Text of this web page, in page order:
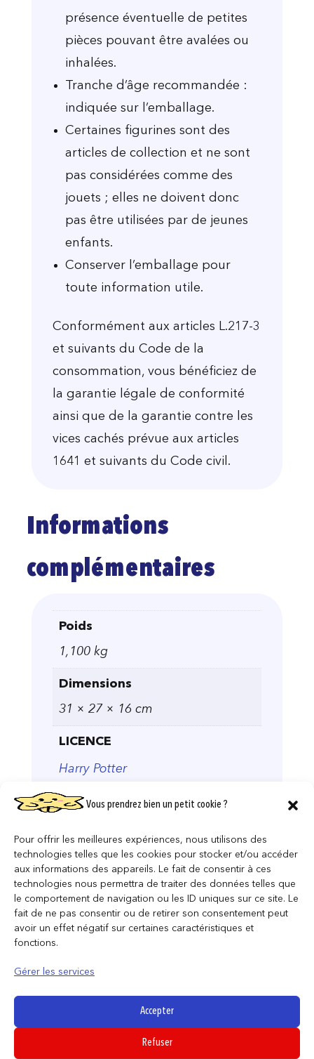
Vous prendrez bien un petit cookie ?
Pour offrir les meilleures expériences, nous utilisons des
technologies telles que les cookies pour stocker et/ou accéder
aux informations des appareils. Le fait de consentir à ces
technologies nous permettra de traiter des données telles que
le comportement de navigation ou les ID uniques sur ce site. Le
fait de ne pas consentir ou de retirer son consentement peut
avoir un effet négatif sur certaines caractéristiques et
fonctions.
Gérer les services
Accepter
Refuser
présence éventuelle de petites
pièces pouvant être avalées ou
inhalées.
Tranche d’âge recommandée :
indiquée sur l’emballage.
Certaines figurines sont des
articles de collection et ne sont
pas considérées comme des
jouets ; elles ne doivent donc
pas être utilisées par de jeunes
enfants.
Conserver l’emballage pour
toute information utile.
Conformément aux articles L.217-3
et suivants du Code de la
consommation, vous bénéficiez de
la garantie légale de conformité
ainsi que de la garantie contre les
vices cachés prévue aux articles
1641 et suivants du Code civil.
Informations
complémentaires
Poids
1,100 kg
Dimensions
31 × 27 × 16 cm
LICENCE
Harry Potter
Produits similaires